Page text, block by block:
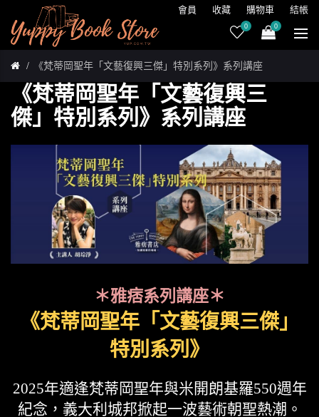
會員 收藏 購物車 結帳
0 0
《梵蒂岡聖年「文藝復興三傑」特別系列》系列講座
《梵蒂岡聖年「文藝復興三
傑」特別系列》系列講座
＊雅痞系列講座＊
《梵蒂岡聖年「文藝復興三傑」
特別系列》
2025年適逢梵蒂岡聖年與米開朗基羅550週年
紀念，義大利城邦掀起一波藝術朝聖熱潮。